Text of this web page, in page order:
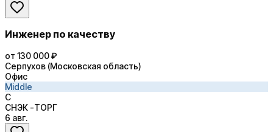
Инженер по качеству
от 130 000 ₽
Серпухов (Московская область)
Офис
Middle
С
СНЭК -ТОРГ
6 авг.